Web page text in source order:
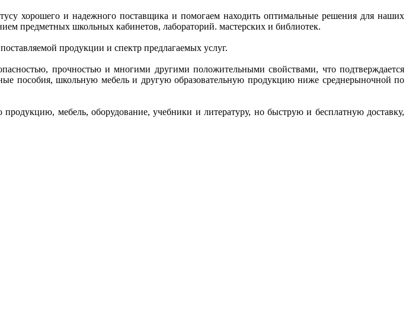
хорошего и надежного поставщика и помогаем находить оптимальные решения для наших
предметных школьных кабинетов, лабораторий. мастерских и библиотек.
продукции и спектр предлагаемых услуг.
прочностью и многими другими положительными свойствами, что подтверждается
пособия, школьную мебель и другую образовательную продукцию ниже среднерыночной по
мебель, оборудование, учебники и литературу, но быструю и бесплатную доставку,